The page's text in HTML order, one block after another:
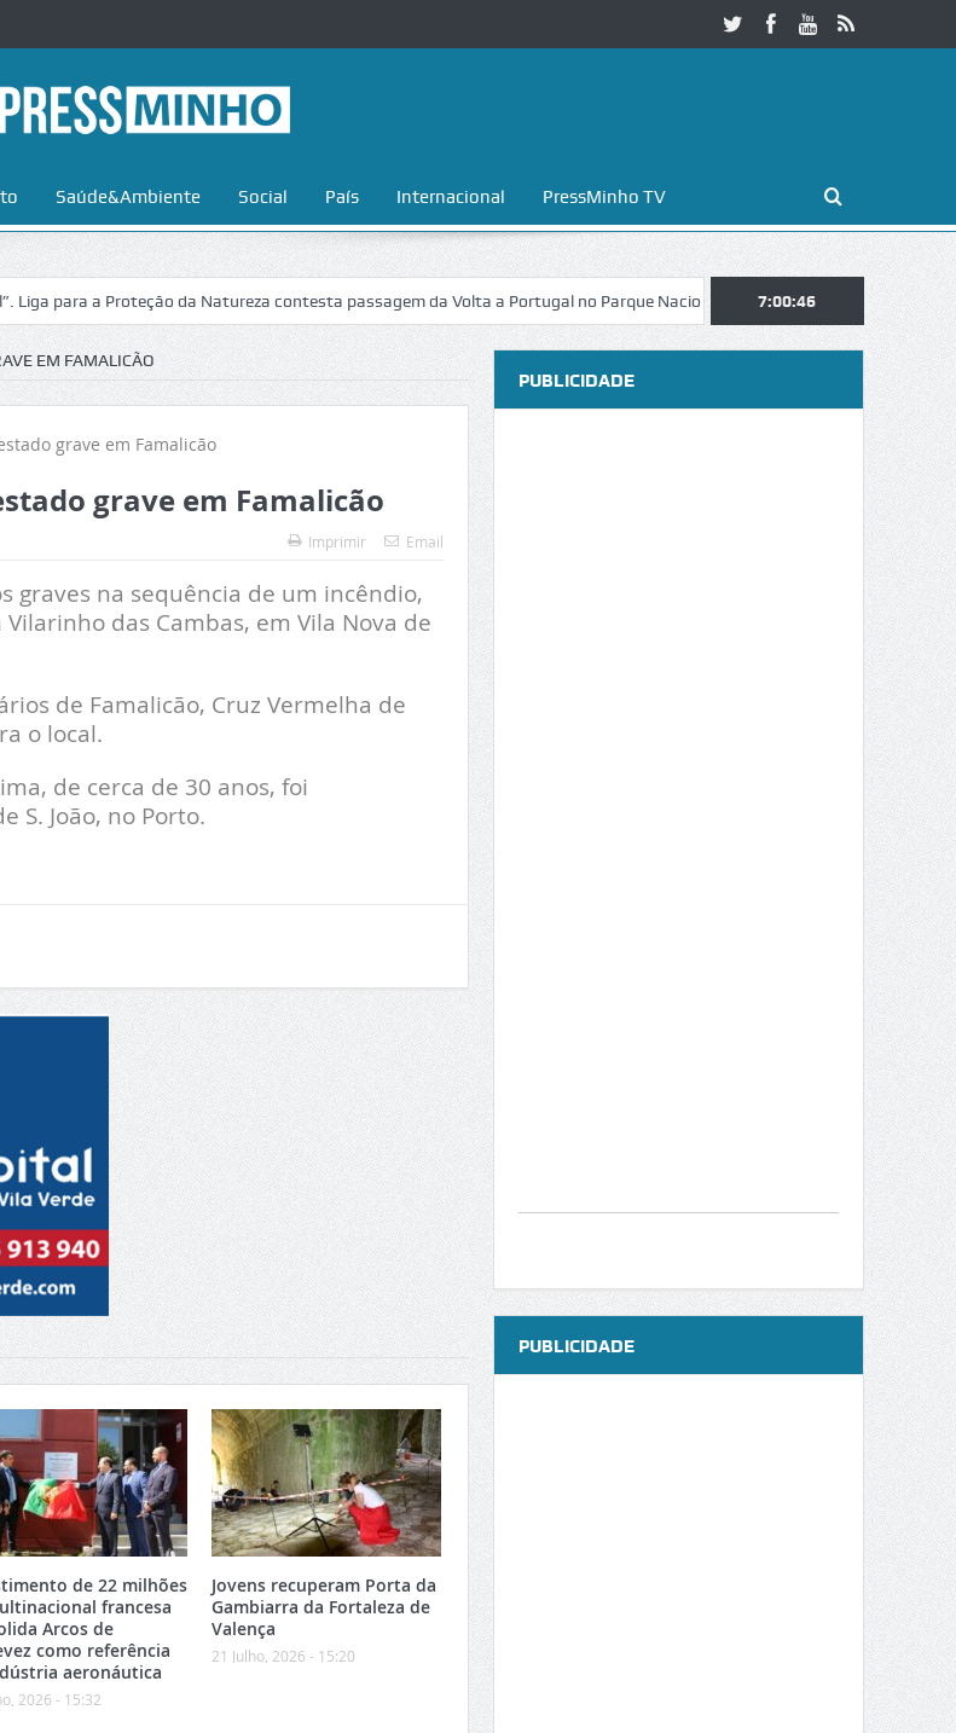
Saúde&Ambiente Social País Internacional PressMinho TV
a Proteção da Natureza contesta passagem da Volta a Portugal no Parque Nacional da Peneda-Gerês Esposende.
7:00:46
EM FAMALICÃO
grave em Famalicão
Imprimir Email
graves na sequência de um incêndio,
das Cambas, em Vila Nova de
de Famalicão, Cruz Vermelha de
o local.
de cerca de 30 anos, foi
S. João, no Porto.
de 22 milhões
francesa
Arcos de
como referência
aeronáutica
2026 - 15:32
Jovens recuperam Porta da
Gambiarra da Fortaleza de
Valença
21 Julho, 2026 - 15:20
PUBLICIDADE
PUBLICIDADE